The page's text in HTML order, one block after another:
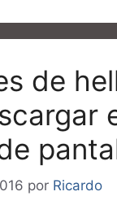
de
por Ricardo